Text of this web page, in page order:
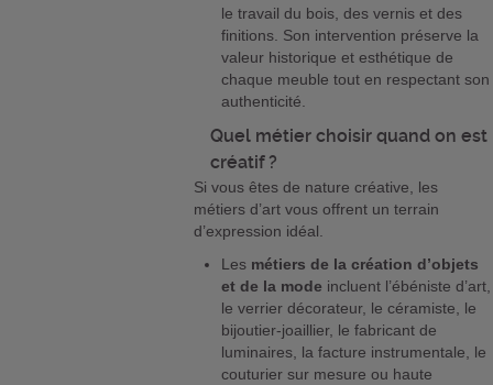
le travail du bois, des vernis et des
finitions. Son intervention préserve la
valeur historique et esthétique de
chaque meuble tout en respectant son
authenticité.
Quel métier choisir quand on est
créatif ?
Si vous êtes de nature créative, les
métiers d’art vous offrent un terrain
d’expression idéal.
Les métiers de la création d’objets
et de la mode incluent l’ébéniste d’art,
le verrier décorateur, le céramiste, le
bijoutier-joaillier, le fabricant de
luminaires, la facture instrumentale, le
couturier sur mesure ou haute